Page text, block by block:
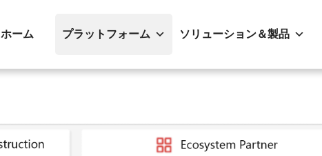
ホーム プラットフォーム ソリューション＆製品